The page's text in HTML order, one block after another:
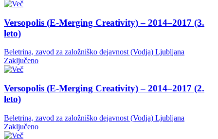
Versopolis (E-Merging Creativity) – 2014–2017 (3.
leto)
Beletrina, zavod za založniško dejavnost (Vodja) Ljubljana
Zaključeno
Versopolis (E-Merging Creativity) – 2014–2017 (2.
leto)
Beletrina, zavod za založniško dejavnost (Vodja) Ljubljana
Zaključeno